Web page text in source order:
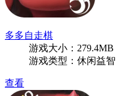
多多自走棋
游戏大小：279.4MB
游戏类型：休闲益智
查看